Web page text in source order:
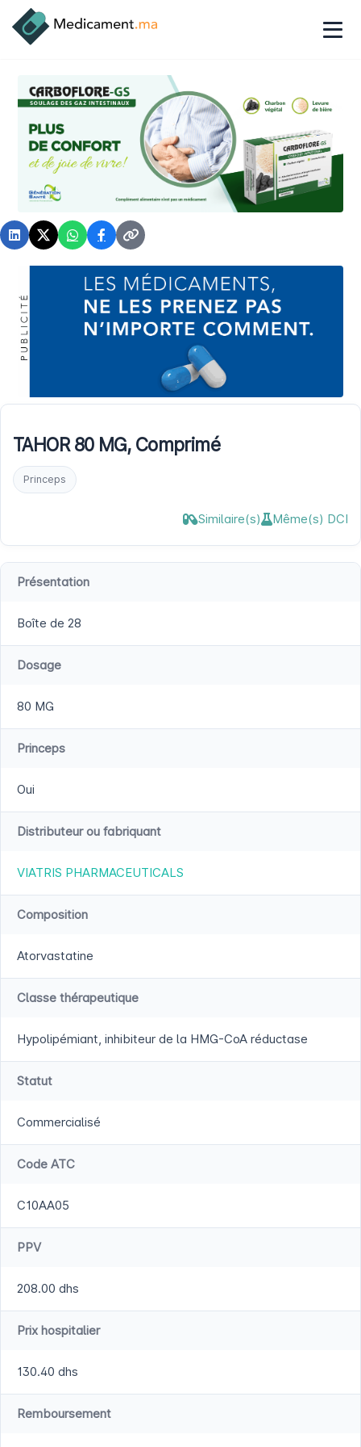
TAHOR 80 MG, Comprimé
Princeps
Similaire(s) Même(s) DCI
Présentation
Boîte de 28
Dosage
80 MG
Princeps
Oui
Distributeur ou fabriquant
VIATRIS PHARMACEUTICALS
Composition
Atorvastatine
Classe thérapeutique
Hypolipémiant, inhibiteur de la HMG-CoA réductase
Statut
Commercialisé
Code ATC
C10AA05
PPV
208.00 dhs
Prix hospitalier
130.40 dhs
Remboursement